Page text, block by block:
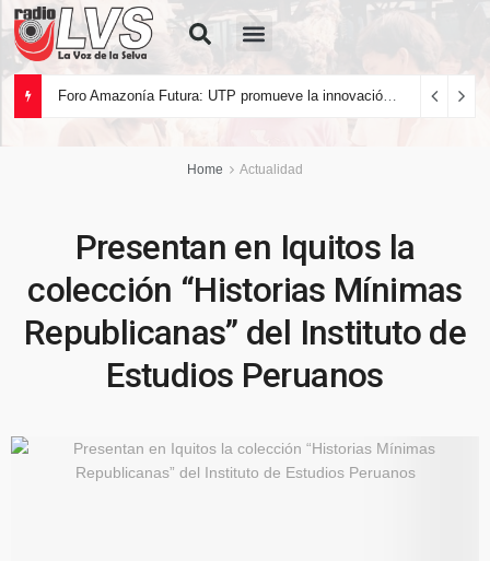
Home Actualidad
Presentan en Iquitos la
colección “Historias Mínimas
Republicanas” del Instituto de
Estudios Peruanos